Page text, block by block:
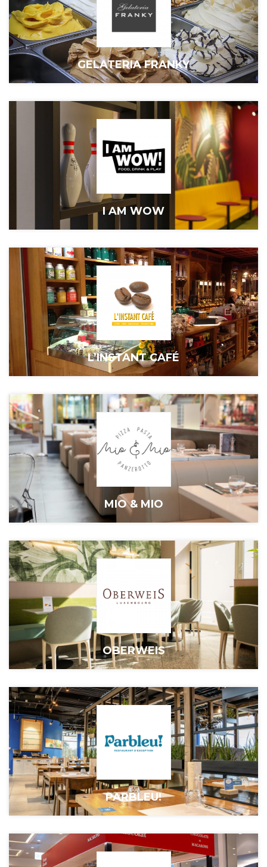
GELATERIA FRANKY
I AM WOW
L’INSTANT CAFÉ
MIO & MIO
OBERWEIS
PARBLEU!